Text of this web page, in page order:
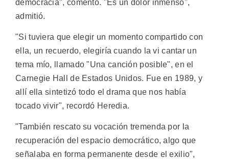
democracia", comentó. "Es un dolor inmenso",
admitió.
"Si tuviera que elegir un momento compartido con
ella, un recuerdo, elegiría cuando la vi cantar un
tema mío, llamado "Una canción posible", en el
Carnegie Hall de Estados Unidos. Fue en 1989, y
allí ella sintetizó todo el drama que nos había
tocado vivir", recordó Heredia.
"También rescato su vocación tremenda por la
recuperación del espacio democrático, algo que
señalaba en forma permanente desde el exilio",